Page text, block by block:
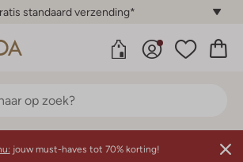
standaard verzending*
jouw must-haves tot 70% korting!